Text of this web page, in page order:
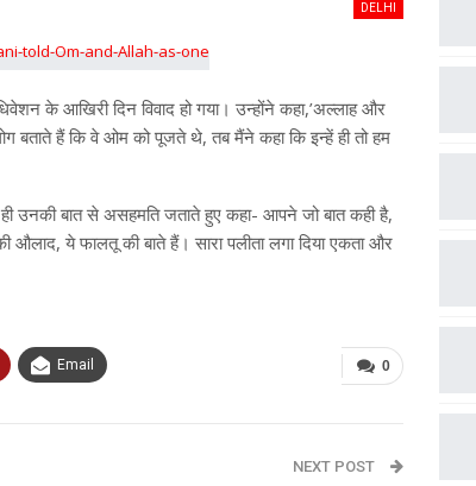
DELHI
के आखिरी दिन विवाद हो गया। उन्होंने कहा,’अल्लाह और
हैं कि वे ओम को पूजते थे, तब मैंने कहा कि इन्हें ही तो हम
उनकी बात से असहमति जताते हुए कहा- आपने जो बात कही है,
ये फालतू की बाते हैं। सारा पलीता लगा दिया एकता और
0
Email
NEXT POST